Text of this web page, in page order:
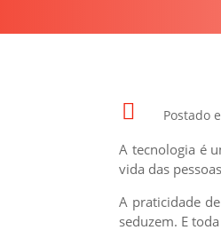
 Postado
A tecnologia é
vida das
A praticidade
seduzem. E